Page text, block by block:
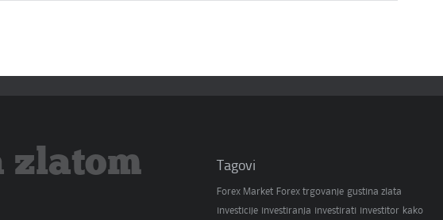
zlatom Tagovi
Forex Market Forex trgovanje gustina zlata
investicije investiranja investirati investitor kako